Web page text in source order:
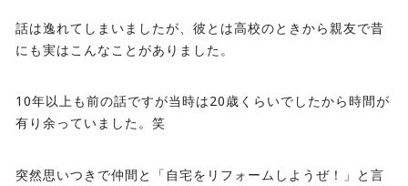
話は逸れてしまいましたが、彼とは高校のときから親友で昔
にも実はこんなことがありました。
10年以上も前の話ですが当時は20歳くらいでしたから時間が
有り余っていました。笑
突然思いつきで仲間と「自宅をリフォームしようぜ！」と言